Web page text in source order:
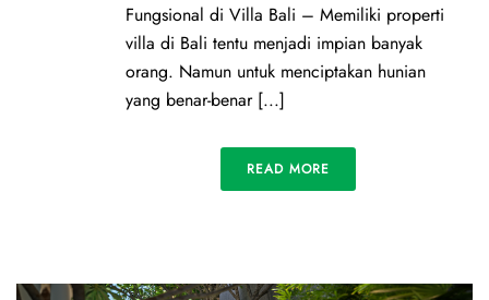
Fungsional di Villa Bali – Memiliki properti
villa di Bali tentu menjadi impian banyak
orang. Namun untuk menciptakan hunian
yang benar-benar [...]
READ MORE